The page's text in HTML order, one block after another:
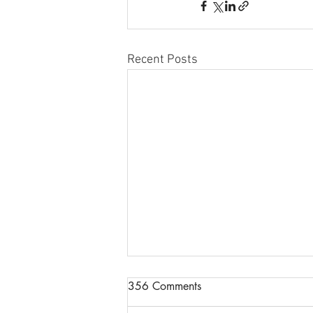
Recent Posts
Congratulations to Nina
356 Comments